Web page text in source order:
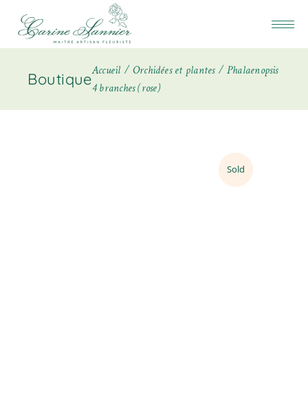
BoutiqueAccueil Orchidées et plantes
Phalaenopsis
4 branches (rose)
Sold